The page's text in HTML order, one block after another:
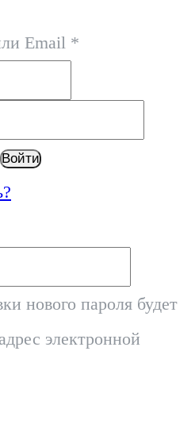
Email *
Войти
нового пароля будет
электронной